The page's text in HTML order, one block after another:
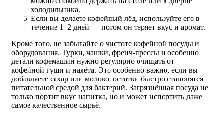
холодильника.
Если вы делаете кофейный лёд, используйте его в
течение 1–2 дней — потом он теряет вкус и аромат.
Кроме того, не забывайте о чистоте кофейной посуды и
оборудования. Турки, чашки, френч-прессы и особенно
детали кофемашин нужно регулярно очищать от
кофейной гущи и налёта. Это особенно важно, если вы
добавляете сахар или молоко: остатки быстро становятся
питательной средой для бактерий. Загрязнённая посуда не
только портит вкус напитка, но и может испортить даже
самое качественное сырьё.